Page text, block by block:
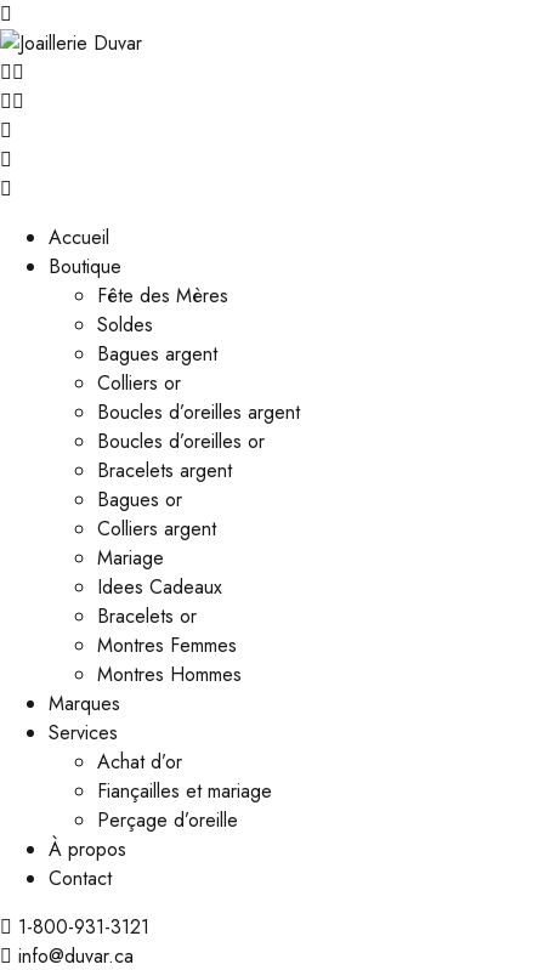
Accueil
Boutique
Fête des Mères
Soldes
Bagues argent
Colliers or
Boucles d’oreilles argent
Boucles d’oreilles or
Bracelets argent
Bagues or
Colliers argent
Mariage
Idees Cadeaux
Bracelets or
Montres Femmes
Montres Hommes
Marques
Services
Achat d’or
Fiançailles et mariage
Perçage d’oreille
À propos
Contact
1-800-931-3121
info@duvar.ca